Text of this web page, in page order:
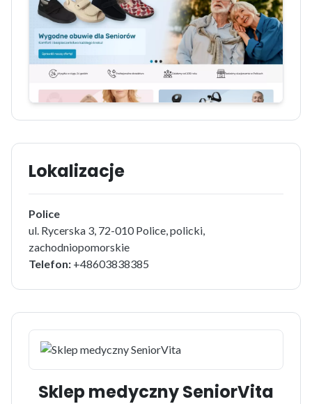
Lokalizacje
Police
ul. Rycerska 3, 72-010 Police, policki,
zachodniopomorskie
Telefon: +48603838385
Sklep medyczny SeniorVita